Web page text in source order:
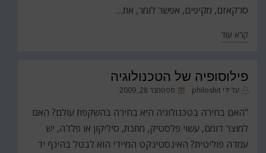
סרקאזם, מקיפים, אפשר לומר, את…
קרא עוד
פילוסופיה של הטכנולוגיה
על ידי philoshit
פורסםספטמבר 28, 2009
"האם בחירה בטכנולוגיה היא בחירה בהשקפת עולם? האם
למוצר דומם, עשוי פלסטיק, מתכת, סיליקון או פלדה, יש
עמדה פוליטית? האינסטינקט המיידי הוא לבטל בהינף יד